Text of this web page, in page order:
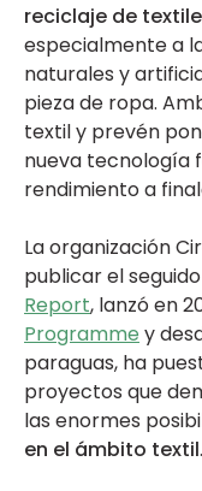
reciclaje de
especialmente a
naturales y
pieza de ropa.
textil y prevén
nueva tecnología
rendimiento a
La organización
publicar el
Report, lanzó en
Programme y
paraguas, ha
proyectos que
las enormes
en el ámbito textil.